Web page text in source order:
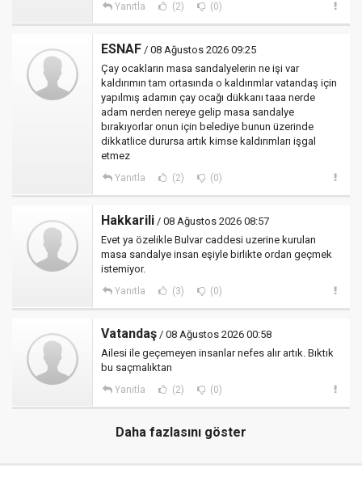
Yanıtla (2) (0)
ESNAF / 08 Ağustos 2026 09:25
Çay ocakların masa sandalyelerin ne işi var
kaldırımın tam ortasında o kaldırımlar vatandaş için
yapılmış adamın çay ocağı dükkanı taaa nerde
adam nerden nereye gelip masa sandalye
bırakıyorlar onun için belediye bunun üzerinde
dikkatlice durursa artık kimse kaldırımları işgal
etmez
Yanıtla (2) (0)
Hakkarili / 08 Ağustos 2026 08:57
Evet ya özelikle Bulvar caddesi uzerine kurulan
masa sandalye insan eşiyle birlikte ordan geçmek
istemiyor.
Yanıtla (3) (0)
Vatandaş / 08 Ağustos 2026 00:58
Ailesi ile geçemeyen insanlar nefes alır artık. Bıktık
bu saçmalıktan
Yanıtla (2) (0)
Daha fazlasını göster